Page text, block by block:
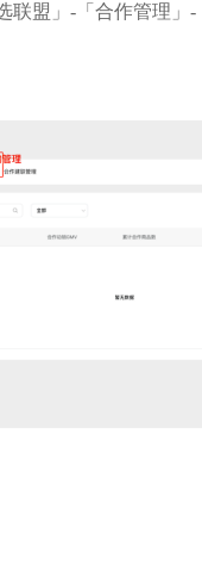
联盟」 -「合作管理」